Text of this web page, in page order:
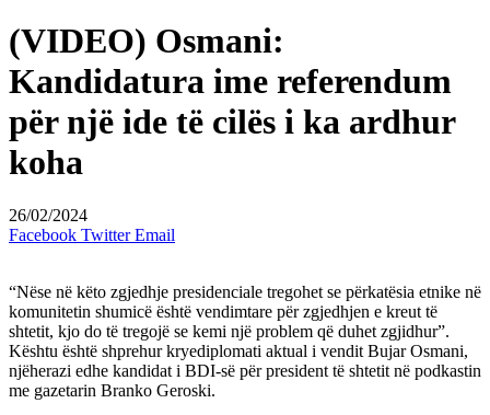
(VIDEO) Osmani:
Kandidatura ime referendum
për një ide të cilës i ka ardhur
koha
26/02/2024
Facebook Twitter Email
“Nëse në këto zgjedhje presidenciale tregohet se përkatësia etnike në
komunitetin shumicë është vendimtare për zgjedhjen e kreut të
shtetit, kjo do të tregojë se kemi një problem që duhet zgjidhur”.
Kështu është shprehur kryediplomati aktual i vendit Bujar Osmani,
njëherazi edhe kandidat i BDI-së për president të shtetit në podkastin
me gazetarin Branko Geroski.